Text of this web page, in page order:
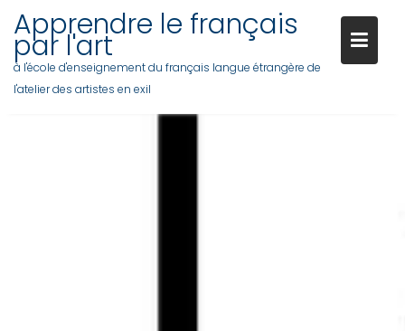
Apprendre le français
par l'art
à l'école d'enseignement du français langue étrangère de
l'atelier des artistes en exil